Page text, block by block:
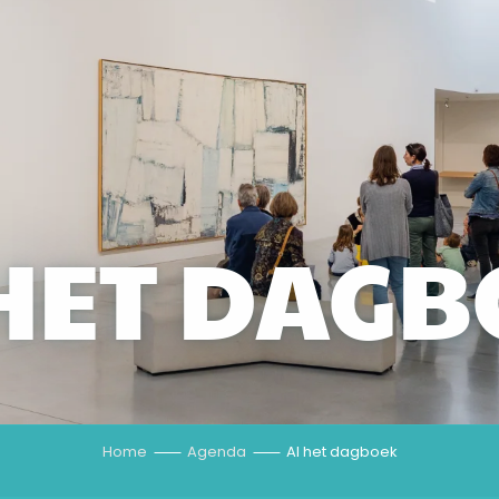
Home Agenda Al het dagboek